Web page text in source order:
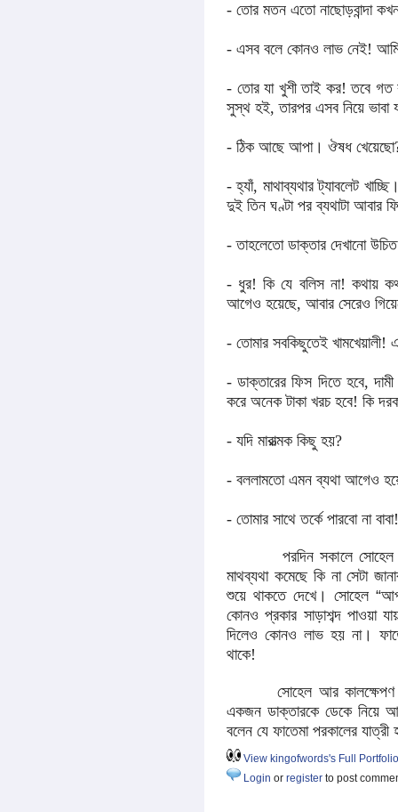
- তোর মতন এতো নাছোড়বান্দা
- এসব বলে কোনও লাভ নেই! আমি
- তোর যা খুশী তাই কর! তবে গত
সুস্থ হই, তারপর এসব নিয়ে ভাবা
- ঠিক আছে আপা। ঔষধ
- হ্যাঁ, মাথাব্যথার ট্যাবলেট
দুই তিন ঘণ্টা পর ব্যথাটা আবার
- তাহলেতো ডাক্তার দেখানো
- ধুর! কি যে বলিস না! কথায়
আগেও হয়েছে, আবার সেরেও
- তোমার সবকিছুতেই খামখেয়ালী!
- ডাক্তারের ফিস দিতে হবে,
করে অনেক টাকা খরচ হবে! কি
- যদি মারাত্মক কিছু হয়?
- বললামতো এমন ব্যথা আগেও
- তোমার সাথে তর্কে পারবো না
পরদিন সকালে সোহেল
মাথব্যথা কমেছে কি না সেটা
শুয়ে থাকতে দেখে। সোহেল “
কোনও প্রকার সাড়াশব্দ পাওয়া
দিলেও কোনও লাভ হয় না।
থাকে!
সোহেল আর কালক্ষেপণ না
একজন ডাক্তারকে ডেকে নিয়ে
বলেন যে ফাতেমা পরকালের
View kingofwords's Full Portfolio
Login or register to post